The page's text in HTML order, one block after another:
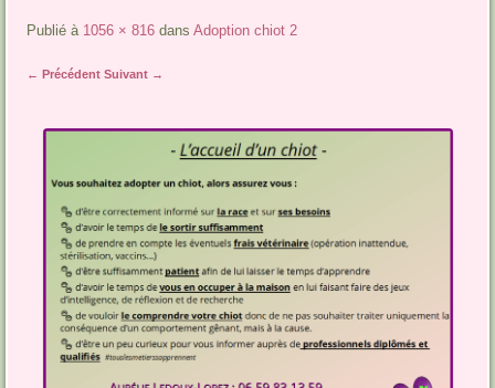
Publié à 1056 × 816dans Adoption chiot 2
← Précédent Suivant →